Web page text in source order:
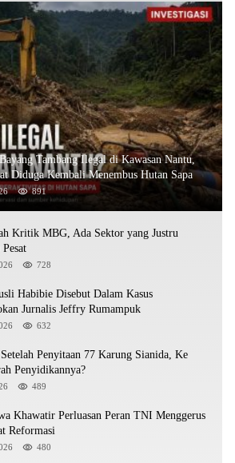
Tambang Ilegal di Kawasan Nantu,
Diduga Kembali Menembus Hutan Sapa
891
Kritik MBG, Ada Sektor yang Justru
728
Habibie Disebut Dalam Kasus
Jurnalis Jeffry Rumampuk
632
Penyitaan 77 Karung Sianida, Ke
Penyidikannya?
489
Khawatir Perluasan Peran TNI Menggerus
Reformasi
480